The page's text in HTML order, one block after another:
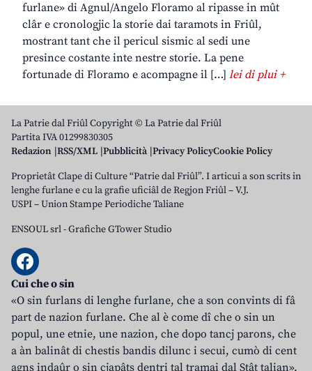
furlane» di Agnul/Angelo Floramo al ripasse in mût
clâr e cronologjic la storie dai taramots in Friûl,
mostrant tant che il pericul sismic al sedi une
presince costante inte nestre storie. La pene
fortunade di Floramo e acompagne il […] lei di plui +
La Patrie dal Friûl Copyright © La Patrie dal Friûl
Partita IVA 01299830305
Redazion RSS/XML Pubblicità Privacy PolicyCookie Policy
Proprietât Clape di Culture “Patrie dal Friûl”. I articui a son scrits in
lenghe furlane e cu la grafie uficiâl de Regjon Friûl – V.J.
USPI – Union Stampe Periodiche Taliane
ENSOUL srl-Grafiche GTower Studio
Cui che o sin
«O sin furlans di lenghe furlane, che a son convints di fâ
part de nazion furlane. Che al è come dî che o sin un
popul, une etnie, une nazion, che dopo tancj parons, che
a àn balinât di chestis bandis dilunc i secui, cumò di cent
agns indaûr o sin cjapâts dentri tal tramai dal Stât talian».